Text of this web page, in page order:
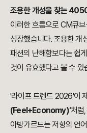
조용한 개성을 찾는
이러한 흐름으로 CM큐
성장했습니다. 조용한 개
패션의 난해함보다는 쉽
것이 유효했다고 볼 수 있
'라이프 트렌드 2026'이
(Feel+Economy)'처럼
아방가르드는 저항의 언